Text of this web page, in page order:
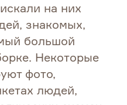
на них
знакомых,
большой
Некоторые
фото,
людей,